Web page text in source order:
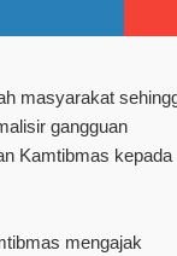
masyarakat
gangguan
Kamtibmas kepada
mengajak